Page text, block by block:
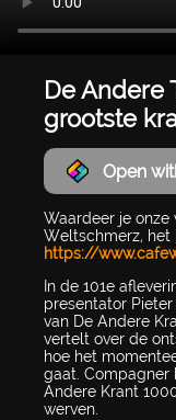
De Andere
grootste
Open
Waardeer je onze
Weltschmerz, het
https://
In de 101e
presentator
van De Andere
vertelt over de
hoe het
gaat. Compagner
Andere Krant
werven.